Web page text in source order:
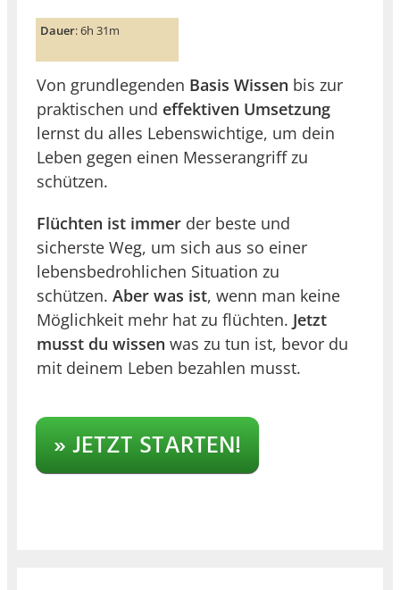
Dauer: 6h 31m
Von grundlegenden Basis Wissen bis zur
praktischen und effektiven Umsetzung
lernst du alles Lebenswichtige, um dein
Leben gegen einen Messerangriff zu
schützen.
Flüchten ist immer der beste und
sicherste Weg, um sich aus so einer
lebensbedrohlichen Situation zu
schützen. Aber was ist, wenn man keine
Möglichkeit mehr hat zu flüchten. Jetzt
musst du wissen was zu tun ist, bevor du
mit deinem Leben bezahlen musst.
» JETZT STARTEN!